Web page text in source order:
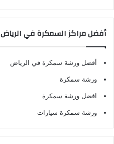
أفضل مراكز السمكرة في الرياض
أفضل ورشة سمكرة في الرياض
ورشة سمكرة
افضل ورشة سمكرة
ورشة سمكرة سيارات